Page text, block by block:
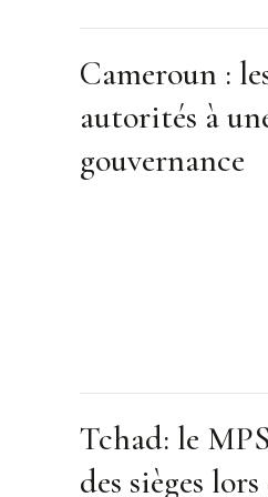
Cameroun :
autorités à
gouvernance
Tchad: le
des sièges